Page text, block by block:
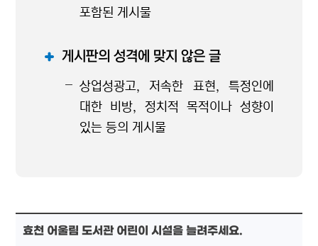
포함된 게시물
게시판의 성격에 맞지 않은 글
상업성광고, 저속한 표현, 특정인에
대한 비방, 정치적 목적이나 성향이
있는 등의 게시물
효천 어울림 도서관 어린이 시설을 늘려주세요.